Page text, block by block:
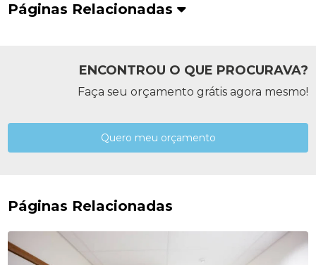
Páginas Relacionadas
ENCONTROU O QUE PROCURAVA?
Faça seu orçamento grátis agora mesmo!
Quero meu orçamento
Páginas Relacionadas